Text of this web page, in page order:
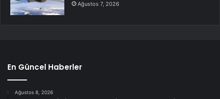
Ağustos 7, 2026
En Güncel Haberler
Ağustos 8, 2026